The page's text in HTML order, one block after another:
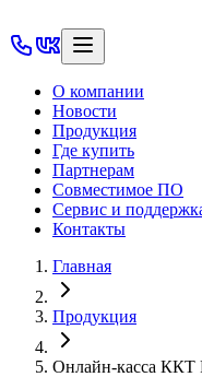
О компании
Новости
Продукция
Где купить
Партнерам
Совместимое ПО
Сервис и
Контакты
Главная
Продукция
Онлайн-касса ККТ